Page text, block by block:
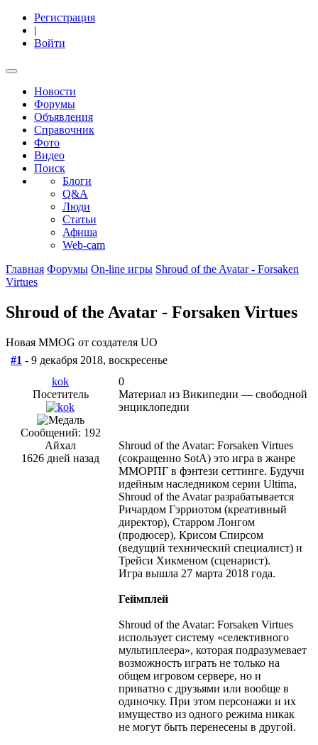
Регистрация
|
Войти
Новости
Форумы
Объявления
Справочник
Фото
Видео
Поиск
Блоги
Q&A
Люди
Статьи
Афиша
Web-cam
Главная Форумы On-line игры Shroud of the Avatar - Forsaken
Virtues
Shroud of the Avatar - Forsaken Virtues
Новая MMOG от создателя UO
#1 - 9 декабря 2018, воскресенье
kok
Посетитель
Сообщений: 192
Айхал
1626 дней назад
0
Материал из Википедии — свободной
энциклопедии
Shroud of the Avatar: Forsaken Virtues
(сокращенно SotA) это игра в жанре
ММОРПГ в фэнтези сеттинге. Будучи
идейным наследником серии Ultima,
Shroud of the Avatar разрабатывается
Ричардом Гэрриотом (креативный
директор), Старром Лонгом
(продюсер), Крисом Спирсом
(ведущий технический специалист) и
Трейси Хикменом (сценарист).
Игра вышла 27 марта 2018 года.
Геймплей
Shroud of the Avatar: Forsaken Virtues
использует систему «селективного
мультиплеера», которая подразумевает
возможность играть не только на
общем игровом сервере, но и
приватно с друзьями или вообще в
одиночку. При этом персонажи и их
имущество из одного режима никак
не могут быть перенесены в другой.